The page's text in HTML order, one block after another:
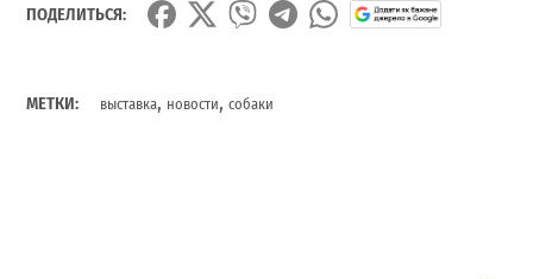
ПОДЕЛИТЬСЯ:
МЕТКИ: выставка, новости,собаки